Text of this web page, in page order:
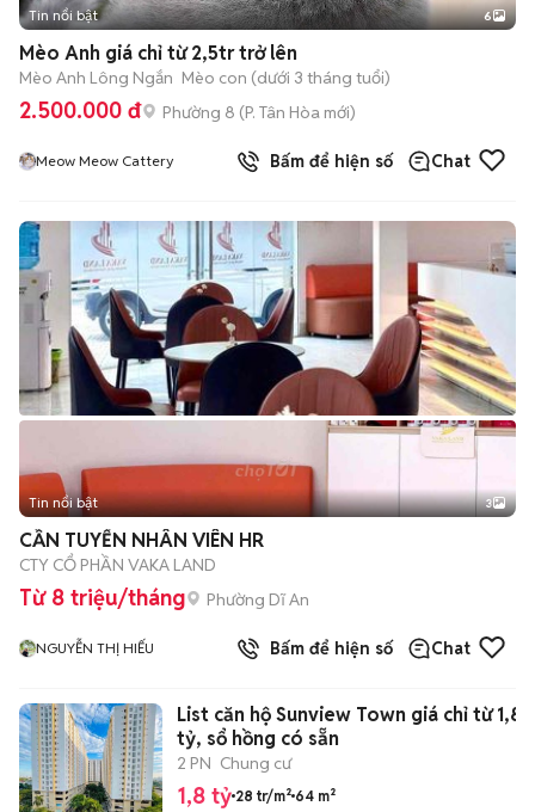
+2
Tin nổi bật 6
Mèo Anh giá chỉ từ 2,5tr trở lên
Mèo Anh Lông Ngắn Mèo con (dưới 3 tháng tuổi)
2.500.000 đ Phường 8 (P. Tân Hòa mới)
Meow Meow Cattery Bấm để hiện số Chat
Tin nổi bật 3
CẦN TUYỂN NHÂN VIÊN HR
CTY CỔ PHẦN VAKA LAND
Từ 8 triệu/tháng Phường Dĩ An
NGUYỄN THỊ HIẾU Bấm để hiện số Chat
List căn hộ Sunview Town giá chỉ từ 1,8
tỷ, sổ hồng có sẵn
2 PN Chung cư
1,8 tỷ 28 tr/m² 64 m²